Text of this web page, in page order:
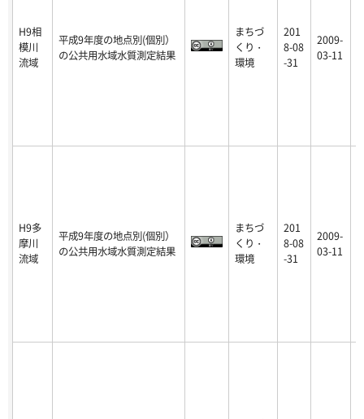
H9相
模川
流域
平成9年度の地点別(個別）
の公共用水域水質測定結果
まちづ
くり・
環境
201
8-08
-31
2009-
03-11
H9多
摩川
流域
平成9年度の地点別(個別）
の公共用水域水質測定結果
まちづ
くり・
環境
201
8-08
-31
2009-
03-11